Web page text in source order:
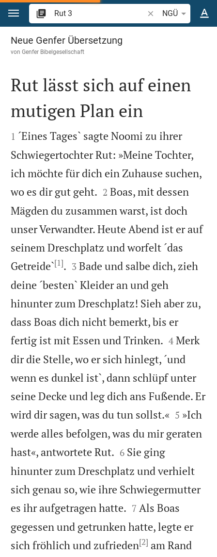
Zum Inhalt springen
Bibelstelle oder
NGÜ
Rut 3
Neue Genfer Übersetzung
vonGenfer Bibelgesellschaft

Rut lässt sich auf einen
mutigen Plan ein

1 ´Eines Tages` sagte Noomi zu ihrer
Schwiegertochter Rut: »Meine Tochter,
ich möchte für dich ein Zuhause suchen,
wo es dir gut geht. 

2 Boas, mit dessen
Mägden du zusammen warst, ist doch
unser Verwandter. Heute Abend ist er auf
seinem Dreschplatz und worfelt ´das
Getreide`[1]. 

3 Bade und salbe dich, zieh
deine ´besten` Kleider an und geh
hinunter zum Dreschplatz! Sieh aber zu,
dass Boas dich nicht bemerkt, bis er
fertig ist mit Essen und Trinken. 

4 Merk
dir die Stelle, wo er sich hinlegt, ´und
wenn es dunkel ist`, dann schlüpf unter
seine Decke und leg dich ans Fußende. Er
wird dir sagen, was du tun sollst.« 

5 »Ich
werde alles befolgen, was du mir geraten
hast«, antwortete Rut. 

6 Sie ging
hinunter zum Dreschplatz und verhielt
sich genau so, wie ihre Schwiegermutter
es ihr aufgetragen hatte. 

7 Als Boas
gegessen und getrunken hatte, legte er
sich fröhlich und zufrieden[2] am Rand